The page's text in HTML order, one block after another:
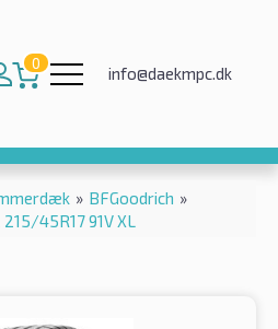
0
info@daekmpc.dk
» BFGoodrich »
45R17 91V XL